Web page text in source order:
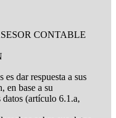
CONTABLE
dar respuesta a sus
en base a su
(artículo 6.1.a,